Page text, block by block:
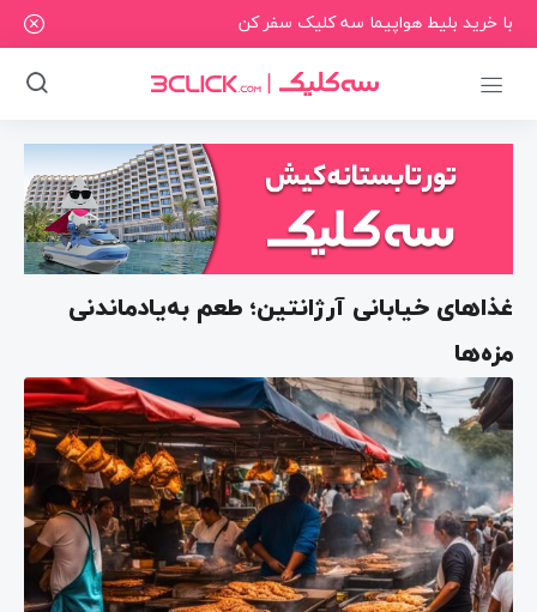
با خرید بلیط هواپیما سه کلیک سفر کن
غذاهای خیابانی آرژانتین؛ طعم به‌یادماندنی
مزه‌ها